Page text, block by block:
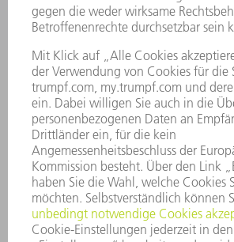
STELLENANGEBOTE
UNTERNEHMENSPROFIL
GESCHÄFTSBERICHT
UNTERNEHMENSGRUNDSÄTZE
COMPLIANCE
HINWEISGEBERSYSTEM
SECURITY
PRESSEMITTEILUNGEN
MAGAZINE
LIEFERANTEN
NACHHALTIGKEIT
UMWELT & KLIMA
SOZIALES & GESELLSCHAFT
UNTERNEHMENSFÜHRUNG